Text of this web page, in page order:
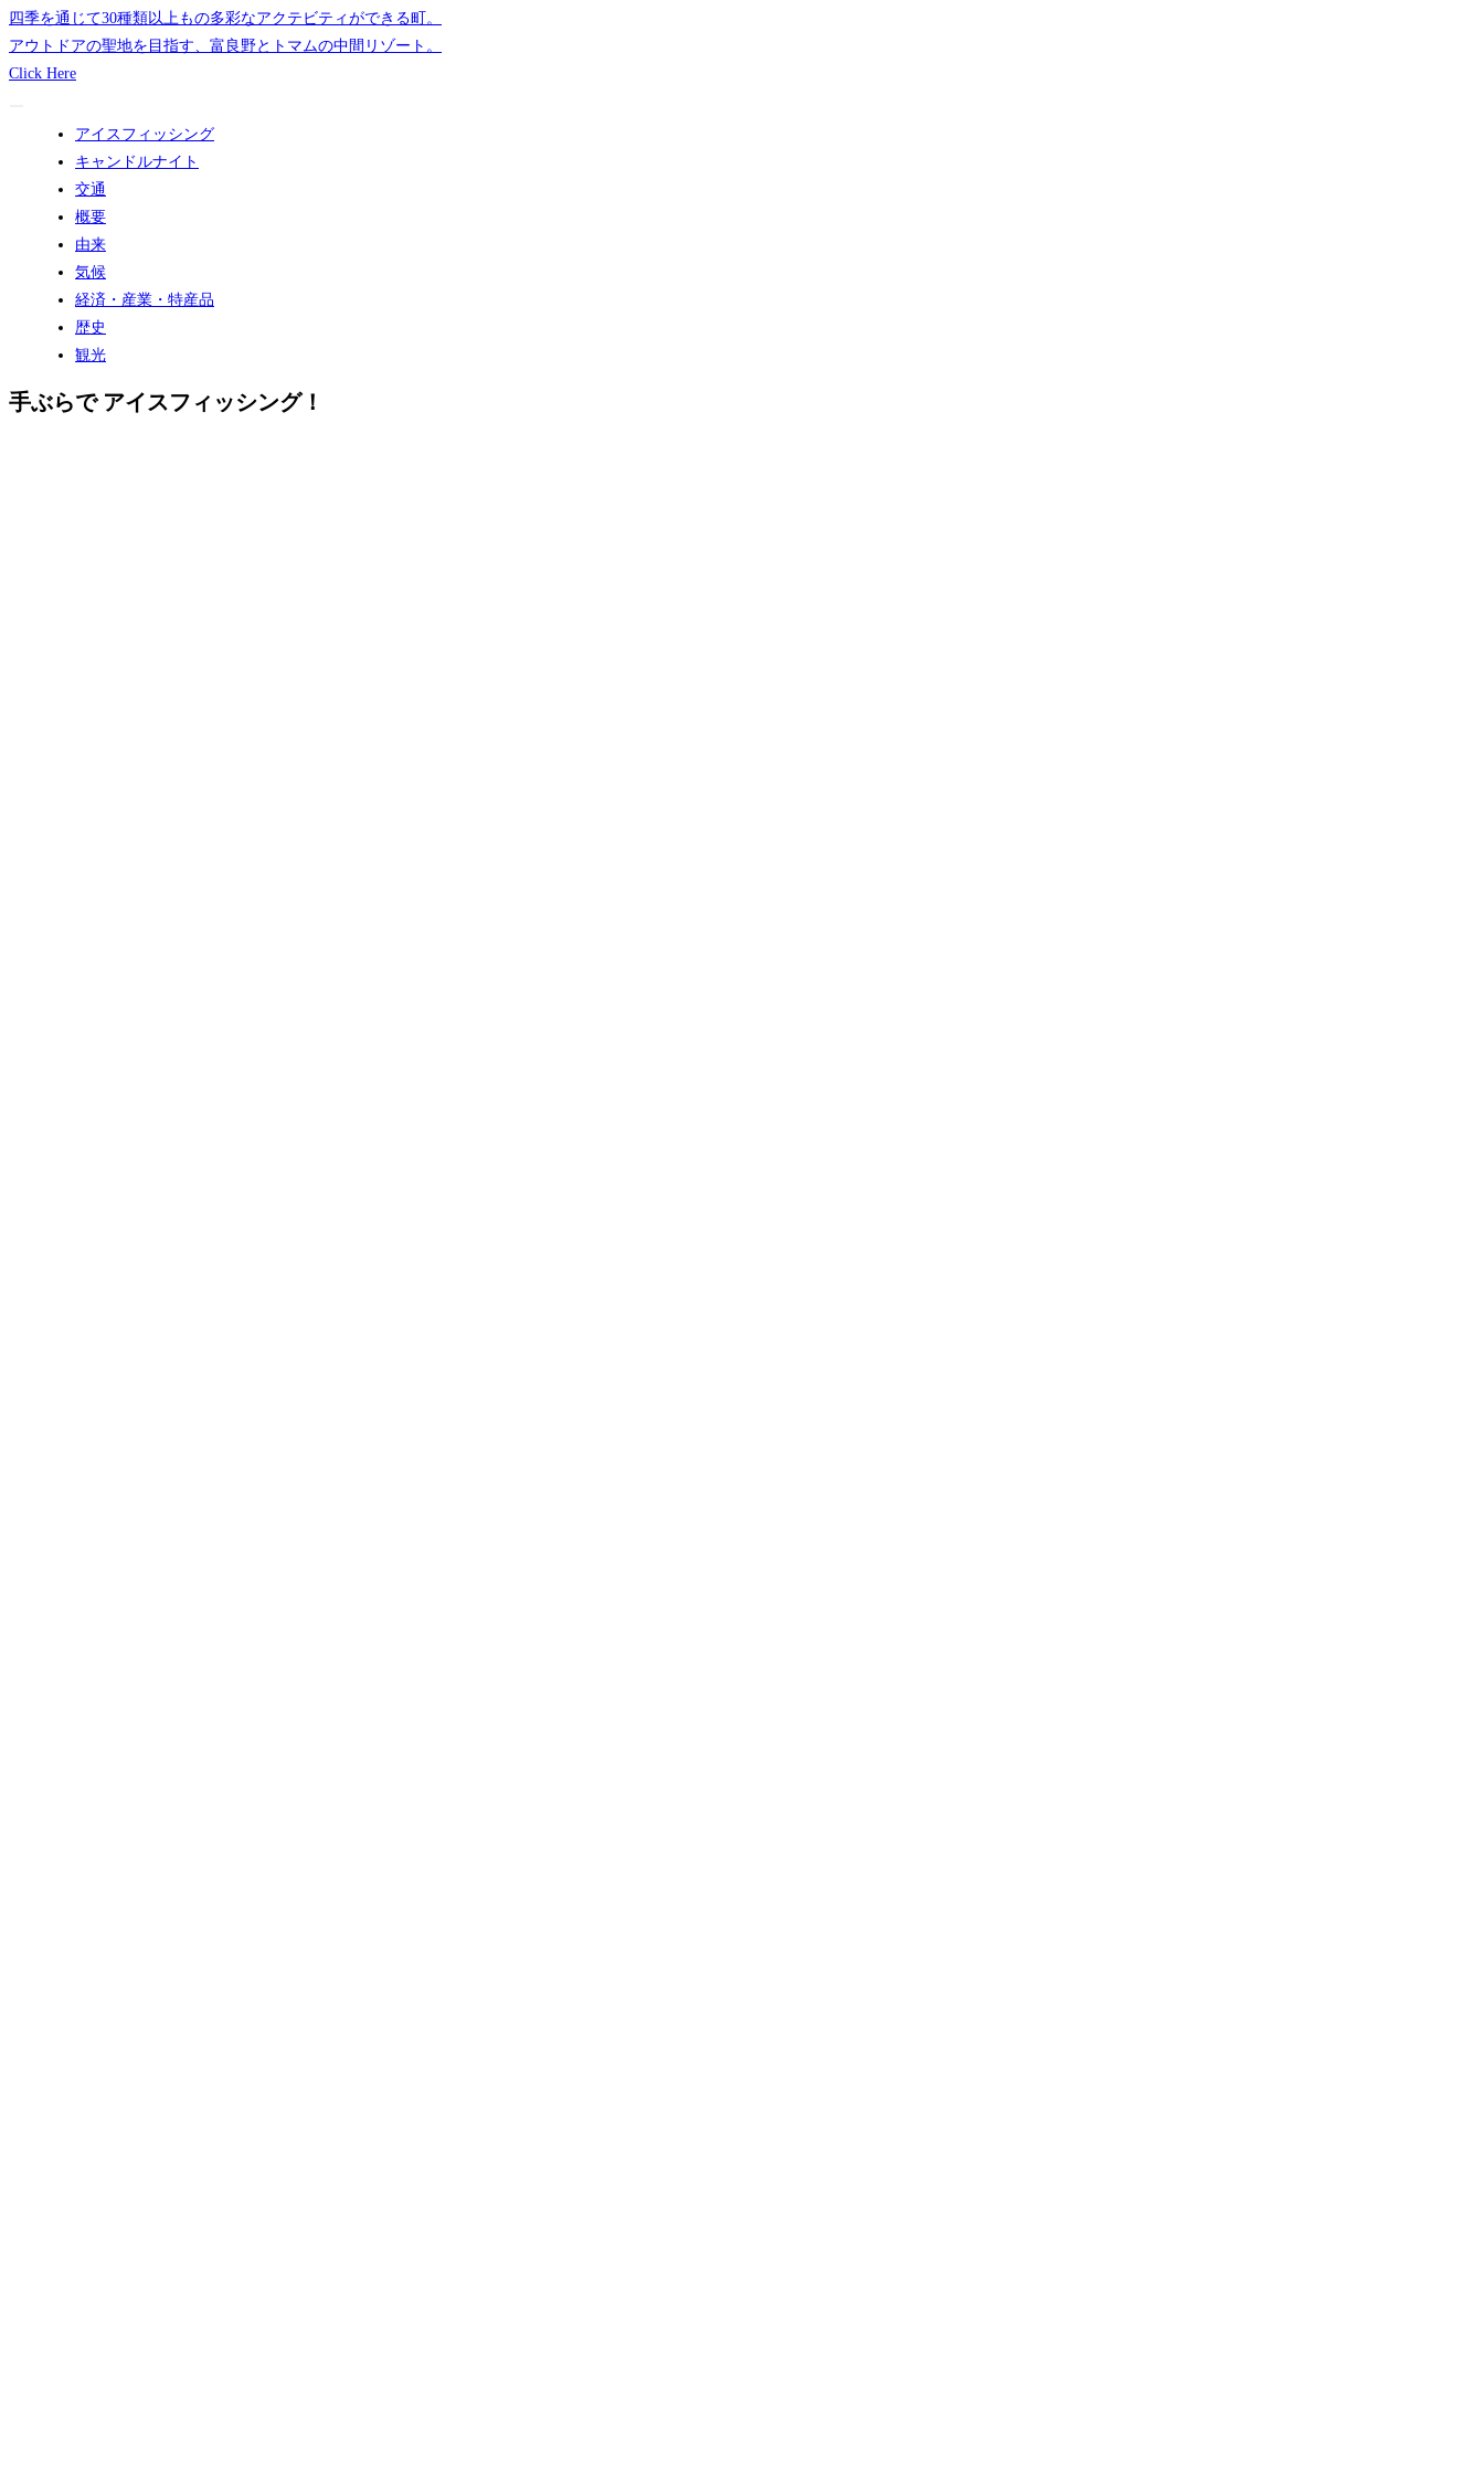
四季を通じて30種類以上もの多彩なアクテビティができる町。
アウトドアの聖地を目指す、富良野とトマムの中間リゾート。
Click Here
アイスフィッシング
キャンドルナイト
交通
概要
由来
気候
経済・産業・特産品
歴史
観光
手ぶらで アイスフィッシング！